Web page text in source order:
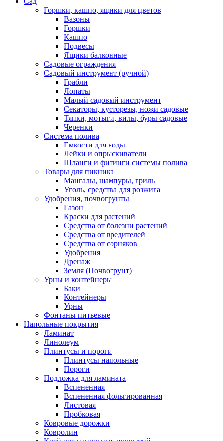
Горшки, кашпо, ящики для цветов
Вазоны
Горшки
Кашпо
Подвесы
Ящики балконные
Садовые ограждения
Садовый инструмент (ручной)
Грабли
Лопаты
Малый садовый инструмент
Секаторы, кусторезы, ножи садовые
Тяпки, мотыги, вилы, буры садовые
Черенки
Система полива
Емкости для воды
Лейки и опрыскиватели
Шланги и фитинги системы полива
Товары для пикника
Мангалы, шампуры, гриль
Уголь, средства для розжига
Удобрения, почвогрунты
Газон
Краски для растений
Средства от болезни растений
Средства от вредителей
Средства от сорняков
Удобрения
Дренаж
Земля (Почвогрунт)
Урны и контейнеры
Баки
Контейнеры
Урны
Фонтаны питьевые
Напольные покрытия
Ламинат
Линолеум
Плинтусы и пороги
Плинтусы напольные
Пороги
Подложка для ламината
Вспененная
Вспененная фольгированная
Листовая
Пробковая
Ковровые дорожки
Ковролин